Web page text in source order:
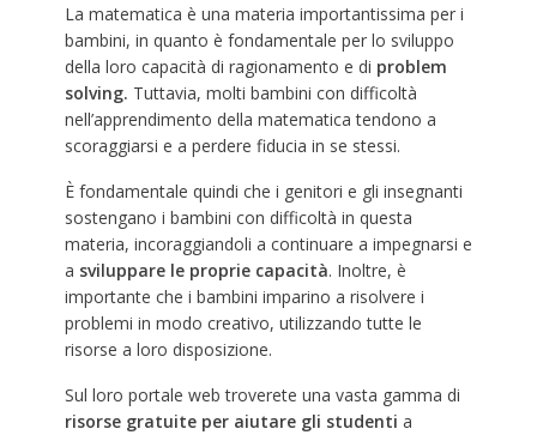
La matematica è una materia importantissima per i
bambini, in quanto è fondamentale per lo sviluppo
della loro capacità di ragionamento e di problem
solving. Tuttavia, molti bambini con difficoltà
nell’apprendimento della matematica tendono a
scoraggiarsi e a perdere fiducia in se stessi.
È fondamentale quindi che i genitori e gli insegnanti
sostengano i bambini con difficoltà in questa
materia, incoraggiandoli a continuare a impegnarsi e
a sviluppare le proprie capacità. Inoltre, è
importante che i bambini imparino a risolvere i
problemi in modo creativo, utilizzando tutte le
risorse a loro disposizione.
Sul loro portale web troverete una vasta gamma di
risorse gratuite per aiutare gli studenti a